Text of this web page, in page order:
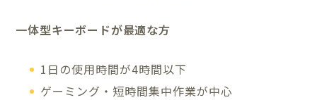
一体型キーボードが最適な方
1日の使用時間が4時間以下
ゲーミング・短時間集中作業が中心